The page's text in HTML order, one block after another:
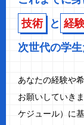
技術
と 経
次世代の学
あなたの経験や
お願いしていき
ケジュール）に